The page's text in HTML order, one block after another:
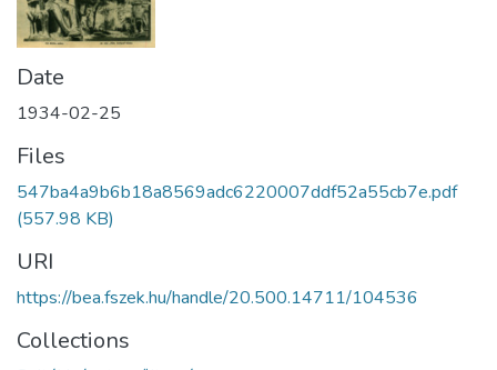
Date
1934-02-25
Files
547ba4a9b6b18a8569adc6220007ddf52a55cb7e.pdf
(557.98 KB)
URI
https://bea.fszek.hu/handle/20.500.14711/104536
Collections